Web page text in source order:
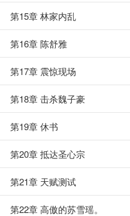
第15章 林家内乱
第16章 陈舒雅
第17章 震惊现场
第18章 击杀魏子豪
第19章 休书
第20章 抵达圣心宗
第21章 天赋测试
第22章 高傲的苏雪瑶。